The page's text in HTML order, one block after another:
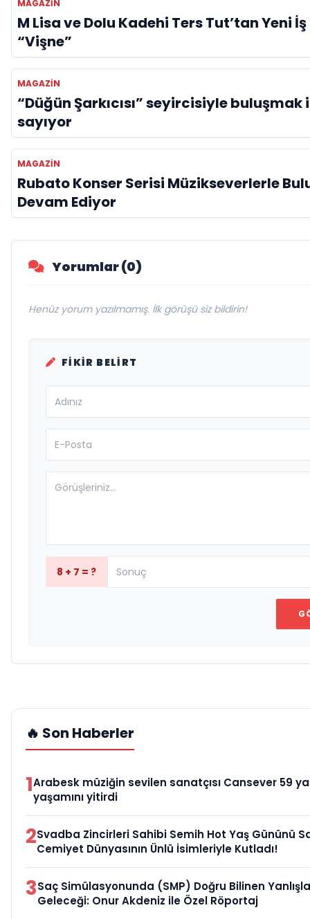
MAGAZIN
M Lisa ve Dolu Kadehi Ters Tut’tan Yeni
“Vişne”
MAGAZIN
“Düğün Şarkıcısı” seyircisiyle buluşmak
sayıyor
MAGAZIN
Rubato Konser Serisi Müzikseverlerle
Devam Ediyor
Yorumlar (0)
Henüz yorum yazılmamış. İlk görüşü siz bildirin!
FIKIR BELIRT
8 + 7 = ?
🔥 Son Haberler
1Arabesk müziğin sevilen sanatçısı Cansever 59
yaşamını yitirdi
2Svadba Zincirleri Sahibi Semih Hot Yaş Gününü
Cemiyet Dünyasının Ünlü İsimleriyle Kutladı!
3Saç Simülasyonunda (SMP) Doğru Bilinen
Geleceği: Onur Akdeniz ile Özel Röportaj